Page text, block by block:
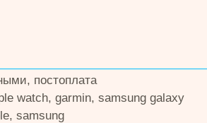
постоплата
watch, garmin, samsung galaxy
samsung